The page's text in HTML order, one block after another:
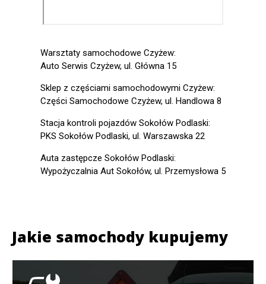
Warsztaty samochodowe Czyżew:
Auto Serwis Czyżew, ul. Główna 15
Sklep z częściami samochodowymi Czyżew:
Części Samochodowe Czyżew, ul. Handlowa 8
Stacja kontroli pojazdów Sokołów Podlaski:
PKS Sokołów Podlaski, ul. Warszawska 22
Auta zastępcze Sokołów Podlaski:
Wypożyczalnia Aut Sokołów, ul. Przemysłowa 5
Jakie samochody kupujemy